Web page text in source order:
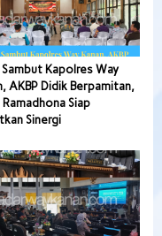
Sambut Kapolres Way
AKBP Didik Berpamitan,
Ramadhona Siap
Sinergi